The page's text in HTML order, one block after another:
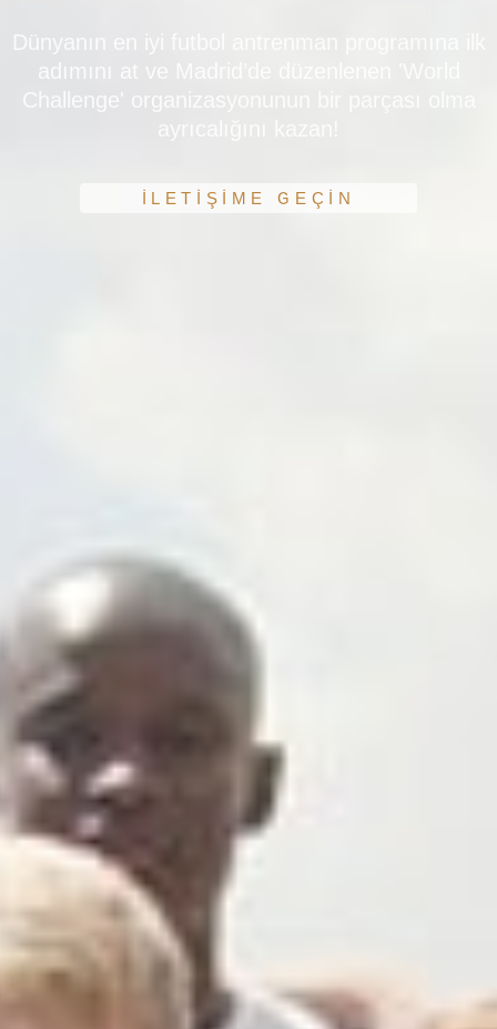
Dünyanın en iyi futbol antrenman programına ilk
adımını at ve Madrid’de düzenlenen 'World
Challenge' organizasyonunun bir parçası olma
İLETİŞİME GEÇİN